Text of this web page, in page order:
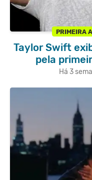
PRIMEIRA
Taylor Swift
pela
Há 3